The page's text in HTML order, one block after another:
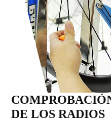
DE LOS RADIOS